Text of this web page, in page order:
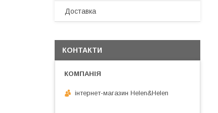
Доставка
КОНТАКТИ
інтернет-магазин Helen&Helen